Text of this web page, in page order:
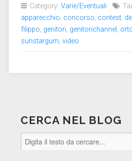
Category: Varie/Eventuali
apparecchio, concorso, contest,
filippo, genitori, genitorichannel ,
sunstargum, video
CERCA NEL BLOG